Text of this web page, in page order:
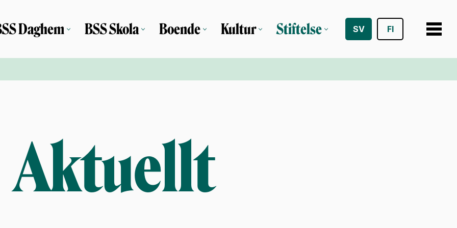
Daghem BSS Skola Boende Kultur Stiftelse SV FI
Aktuellt